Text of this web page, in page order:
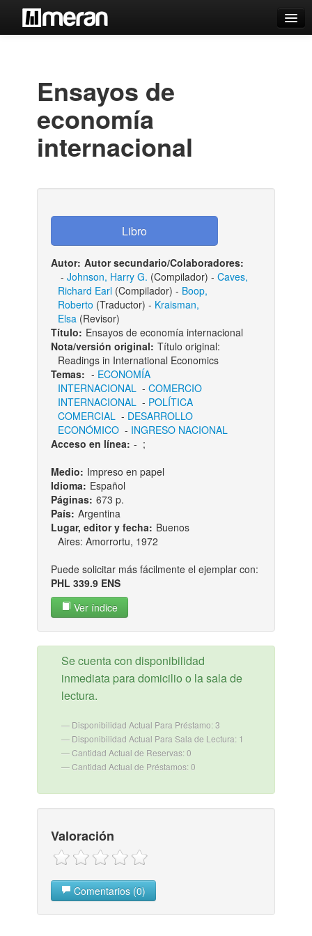
Estantes Virtuales
Ensayos de
economía
internacional
Autor: Autor secundario/Colaboradores:
- Johnson, Harry G. (Compilador) - Caves,
Richard Earl(Compilador) - Boop,
Roberto (Traductor) - Kraisman,
Elsa(Revisor)
Título: Ensayos de economía internacional
Nota/versión original: Título original:
Readings in International Economics
Temas: - ECONOMÍA
INTERNACIONAL- COMERCIO
INTERNACIONAL- POLÍTICA
COMERCIAL- DESARROLLO
ECONÓMICO- INGRESO NACIONAL
Acceso en línea: - ;
Medio: Impreso en papel
Idioma: Español
Páginas: 673 p.
País: Argentina
Lugar, editor y fecha: Buenos
Aires: Amorrortu, 1972
Puede solicitar más fácilmente el ejemplar con:
PHL 339.9 ENS
Ver índice
Se cuenta con disponibilidad
inmediata para domicilio o la sala de
lectura.
Disponibilidad Actual Para Préstamo: 3
Disponibilidad Actual Para Sala de Lectura: 1
Cantidad Actual de Reservas: 0
Cantidad Actual de Préstamos: 0
Valoración
Comentarios (0)